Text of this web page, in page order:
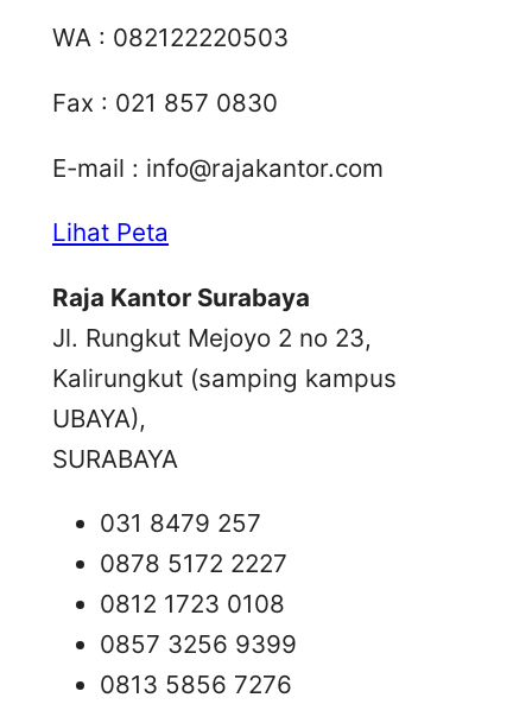
WA : 082122220503
Fax : 021 857 0830
E-mail : info@rajakantor.com
Lihat Peta
Raja Kantor Surabaya
Jl. Rungkut Mejoyo 2 no 23,
Kalirungkut (samping kampus
UBAYA),
SURABAYA
031 8479 257
0878 5172 2227
0812 1723 0108
0857 3256 9399
0813 5856 7276